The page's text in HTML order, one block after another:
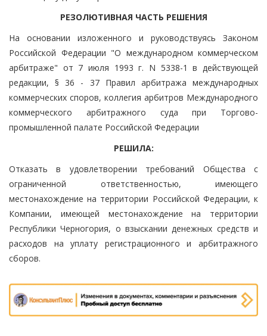
РЕЗОЛЮТИВНАЯ ЧАСТЬ РЕШЕНИЯ
На основании изложенного и руководствуясь Законом
Российской Федерации "О международном коммерческом
арбитраже" от 7 июля 1993 г. N 5338-1 в действующей
редакции, § 36 - 37 Правил арбитража международных
коммерческих споров, коллегия арбитров Международного
коммерческого арбитражного суда при Торгово-
промышленной палате Российской Федерации
РЕШИЛА:
Отказать в удовлетворении требований Общества с
ограниченной ответственностью, имеющего
местонахождение на территории Российской Федерации, к
Компании, имеющей местонахождение на территории
Республики Черногория, о взыскании денежных средств и
расходов на уплату регистрационного и арбитражного
сборов.